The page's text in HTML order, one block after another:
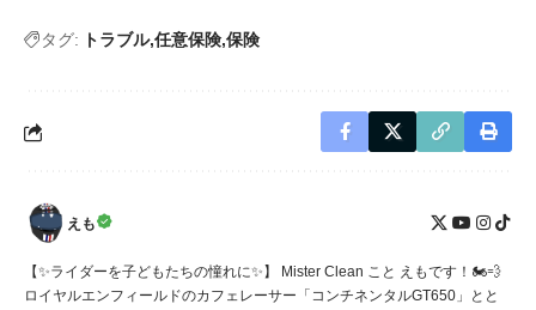
タグ: トラブル 任意保険 保険
えも
【✨ライダーを子どもたちの憧れに✨】 Mister Clean こと えもです！🏍️💨
ロイヤルエンフィールドのカフェレーサー「コンチネンタルGT650」とと